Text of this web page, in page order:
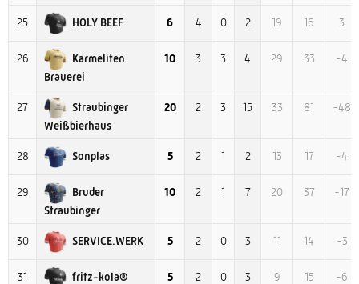
25 HOLY BEEF 6 4 0 2 19 16 3
26
Karmeliten
Brauerei
10 3 3 4 29 33 -4
27
Straubinger
Weißbierhaus
20 2 3 15 33 81 -48
28 Sonplas 5 2 1 2 13 17 -4
29
Bruder
Straubinger
10 2 1 7 20 37 -17
30 SERVICE.WERK 5 2 0 3 11 14 -3
31 fritz-kola® 5 2 0 3 9 15 -6